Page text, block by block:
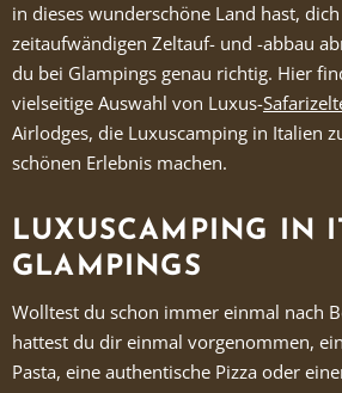
in dieses wunderschöne Land hast,
zeitaufwändigen Zeltauf- und -abbau
du bei Glampings genau richtig. Hier
vielseitige Auswahl von Luxus-
Airlodges, die Luxuscamping in Italien
schönen Erlebnis machen.
LUXUSCAMPING IN
GLAMPINGS
Wolltest du schon immer einmal nach
hattest du dir einmal vorgenommen,
Pasta, eine authentische Pizza oder